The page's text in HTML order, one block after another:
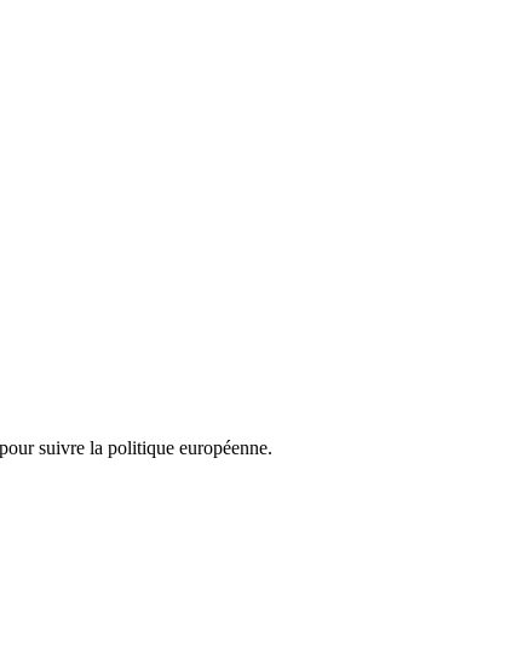
suivre la politique européenne.